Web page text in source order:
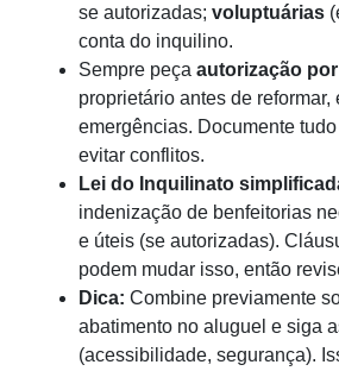
se autorizadas; voluptuárias
conta do inquilino.
Sempre peça autorização
proprietário antes de reformar,
emergências. Documente
evitar conflitos.
Lei do Inquilinato
indenização de benfeitorias
e úteis (se autorizadas).
podem mudar isso, então
Dica: Combine previamente
abatimento no aluguel e siga
(acessibilidade, segurança).